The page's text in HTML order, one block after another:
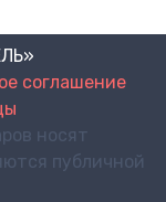
соглашение
носят
публичной